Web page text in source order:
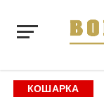
КОШАРКА